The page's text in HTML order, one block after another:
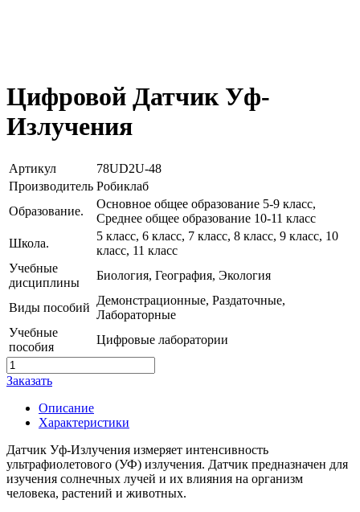
Цифровой Датчик Уф-
Излучения
Артикул
78UD2U-48
Производитель Робиклаб
Образование.
Основное общее образование 5-9 класс,
Среднее общее образование 10-11 класс
Школа.
5 класс, 6 класс, 7 класс, 8 класс, 9 класс, 10
класс, 11 класс
Учебные
дисциплины
Биология, География, Экология
Виды пособий
Демонстрационные, Раздаточные,
Лабораторные
Учебные
пособия
Цифровые лаборатории
Заказать
Описание
Характеристики
Датчик Уф-Излучения измеряет интенсивность
ультрафиолетового (УФ) излучения. Датчик предназначен для
изучения солнечных лучей и их влияния на организм
человека, растений и животных.